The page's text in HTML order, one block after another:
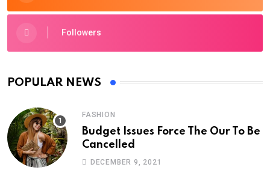
Followers
POPULAR NEWS
FASHION
Budget Issues Force The Our To Be
Cancelled
DECEMBER 9, 2021